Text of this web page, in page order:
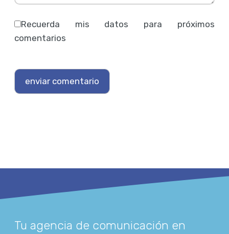
Recuerda mis datos para próximos
comentarios
Tu agencia de comunicación en